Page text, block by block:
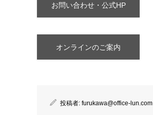
お問い合わせ・公式HP
オンラインのご案内
投稿者: furukawa@office-lun.com